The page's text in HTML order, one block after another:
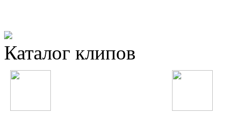
Каталог клипов